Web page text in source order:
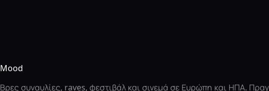
Mood
Βρες συναυλίες, raves, φεστιβάλ και σινεμά σε Ευρώπη και ΗΠΑ.